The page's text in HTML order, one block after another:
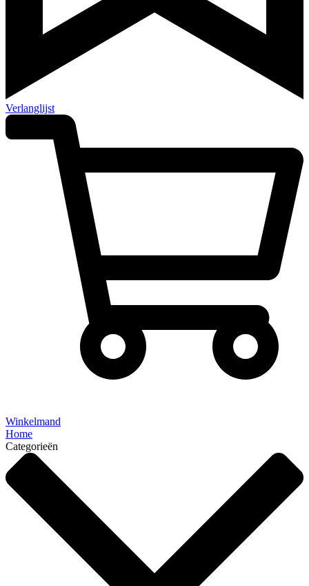
Verlanglijst
Winkelmand
Home
Categorieën